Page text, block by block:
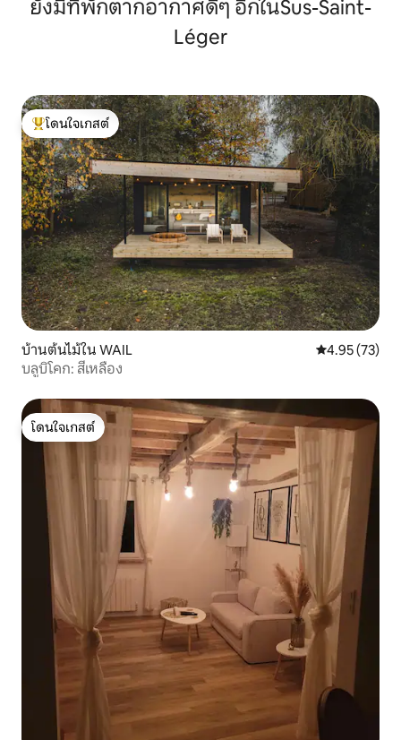
ยังมีที่พักตากอากาศดีๆ อีกในSus-Saint-
Léger
โดนใจเกสต์ที่สุด
โดนใจเกสต์
บ้านต้นไม้ใน WAIL คะแนนเฉลี่ย
4.95 (73)
บลูบิโคก: สีเหลือง
โดนใจเกสต์
โดนใจเกสต์